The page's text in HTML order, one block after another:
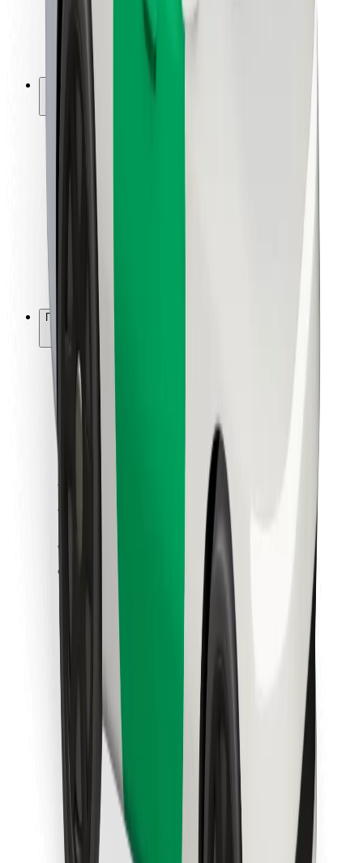
Решения для городской среды
Аэропорты
Зарядные док-станции Bolt
Для клиентов
Для водителей
Для курьеров
Bolt Food
Для владельцев автопарков
Bolt for Business
Прочее
Поставщики
Пользовательское соглашение
Файлы cookies
Безопасность
Подача за считаные минуты!
Скачать приложение Bolt
Найдите своё любимое блюдо!
Скачать приложение Bolt Food